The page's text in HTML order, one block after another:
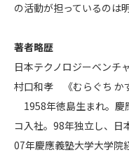
の活動が担っているのは
著者略歴
日本テクノロジーベン
村口和孝 《むらぐち か
1958年徳島生まれ。慶
コ入社。98年独立し、日
07年慶應義塾大学大学院